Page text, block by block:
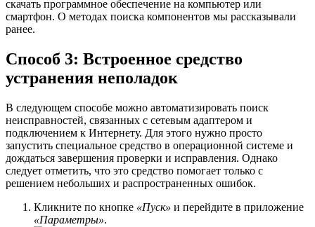
скачать программное обеспечение на компьютер или
смартфон. О методах поиска компонентов мы рассказывали
ранее.
Способ 3: Встроенное средство
устранения неполадок
В следующем способе можно автоматизировать поиск
неисправностей, связанных с сетевым адаптером и
подключением к Интернету. Для этого нужно просто
запустить специальное средство в операционной системе и
дождаться завершения проверки и исправления. Однако
следует отметить, что это средство помогает только с
решением небольших и распространенных ошибок.
Кликните по кнопке «Пуск» и перейдите в приложение
«Параметры».